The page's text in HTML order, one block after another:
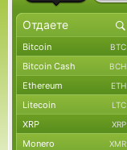
Bitcoin BTC
Bitcoin Cash BCH
Ethereum ETH
Litecoin LTC
XRP XRP
Monero XMR